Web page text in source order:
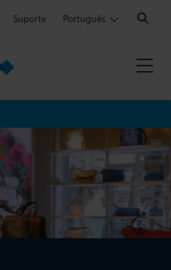
Suporte Português
Search: